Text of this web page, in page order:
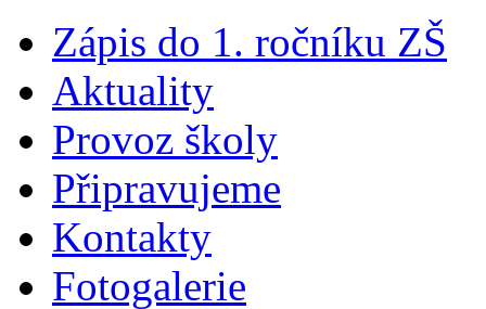
Zápis do 1. ročníku ZŠ
Aktuality
Provoz školy
Připravujeme
Kontakty
Fotogalerie